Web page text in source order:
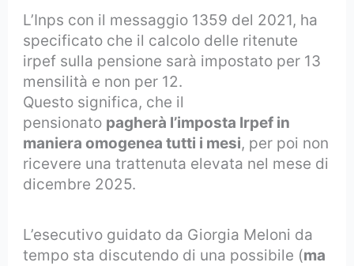
L’Inps con il messaggio 1359 del 2021, ha
specificato che il calcolo delle ritenute
irpef sulla pensione sarà impostato per 13
mensilità e non per 12.
Questo significa, che il
pensionato pagherà l’imposta Irpef in
maniera omogenea tutti i mesi, per poi non
ricevere una trattenuta elevata nel mese di
dicembre 2025.
L’esecutivo guidato da Giorgia Meloni da
tempo sta discutendo di una possibile (ma